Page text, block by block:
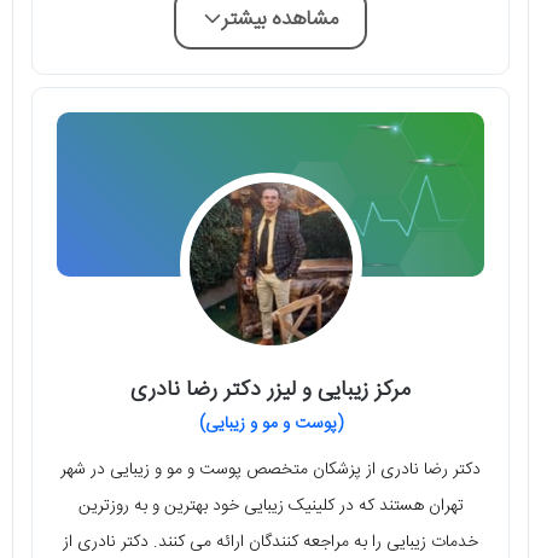
مشاهده بیشتر
مرکز زیبایی و لیزر دکتر رضا نادری
(پوست و مو و زیبایی)
دکتر رضا نادری از پزشکان متخصص پوست و مو و زیبایی در شهر
تهران هستند که در کلینیک زیبایی خود بهترین و به روزترین
خدمات زیبایی را به مراجعه کنندگان ارائه می کنند. دکتر نادری از